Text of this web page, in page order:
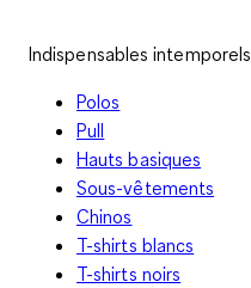
Indispensables intemporels
Polos
Pull
Hauts basiques
Sous-vêtements
Chinos
T-shirts blancs
T-shirts noirs